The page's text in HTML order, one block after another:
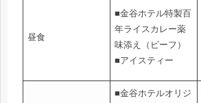
昼食
■金谷ホテル特製百
年ライスカレー薬
味添え（ビーフ）
■アイスティー
■金谷ホテルオリジ